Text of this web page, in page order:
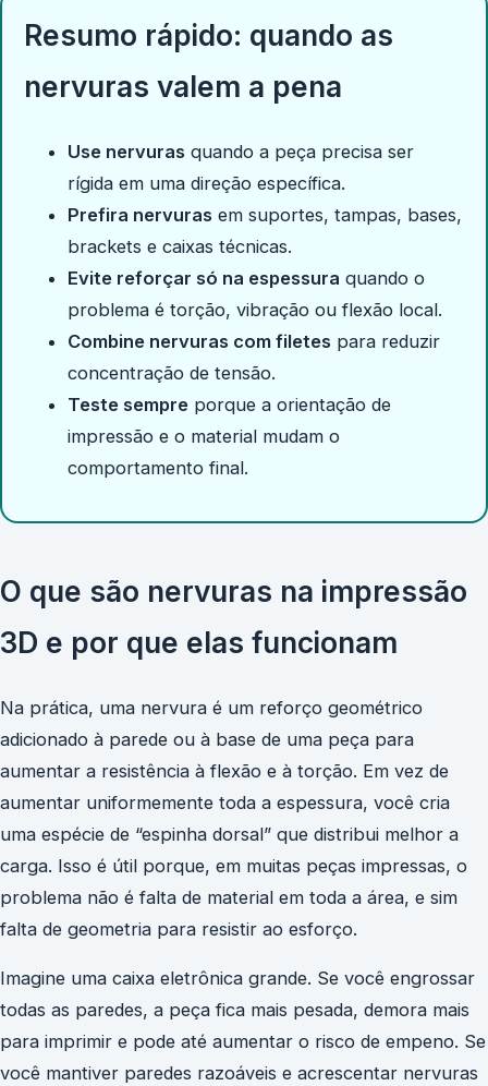
Resumo rápido: quando as
nervuras valem a pena
Use nervuras quando a peça precisa ser
rígida em uma direção específica.
Prefira nervuras em suportes, tampas, bases,
brackets e caixas técnicas.
Evite reforçar só na espessura quando o
problema é torção, vibração ou flexão local.
Combine nervuras com filetes para reduzir
concentração de tensão.
Teste sempre porque a orientação de
impressão e o material mudam o
comportamento final.
O que são nervuras na impressão
3D e por que elas funcionam
Na prática, uma nervura é um reforço geométrico
adicionado à parede ou à base de uma peça para
aumentar a resistência à flexão e à torção. Em vez de
aumentar uniformemente toda a espessura, você cria
uma espécie de “espinha dorsal” que distribui melhor a
carga. Isso é útil porque, em muitas peças impressas, o
problema não é falta de material em toda a área, e sim
falta de geometria para resistir ao esforço.
Imagine uma caixa eletrônica grande. Se você engrossar
todas as paredes, a peça fica mais pesada, demora mais
para imprimir e pode até aumentar o risco de empeno. Se
você mantiver paredes razoáveis e acrescentar nervuras